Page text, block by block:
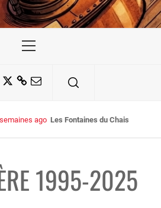
Menu
TwitterSubstack
Email
ago Les Fontaines du Chais 27
1995-2025